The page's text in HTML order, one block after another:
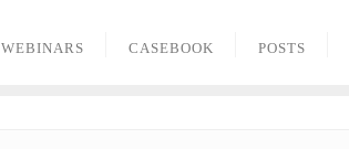
POSTS
CASEBOOK
WEBINARS